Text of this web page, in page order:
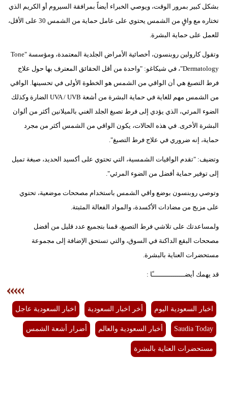
بشكل كبير بمرور الوقت، ويوصي الخبراء أيضاً بمرافقة السيروم أو الكريم الذي
تختاره مع واقٍ من الشمس يحتوي على عامل حماية من الشمس 30 على الأقل،
للعمل على حماية البشرة.
وتقول كارولين روبنسون، أخصائية الأمراض الجلدية المعتمدة، ومؤسسة "Tone
Dermatology"، في شيكاغو: "واحدة من أقل الحقائق المعترف بها حول علاج
فرط التصبغ هي أن الواقي من الشمس هو الخطوة الأولى في تحسينها. الواقي
من الشمس مهم للغاية في حماية البشرة من أشعة UVA / UVB الضارة وكذلك
الضوء المرئي، الذي يؤدي إلى فرط تصبغ الجلد الغني بالميلانين أكثر من ألوان
البشرة الأخرى. في هذه الحالات، يكون الواقي من الشمس أكثر من مجرد
حماية، إنه ضروري في علاج فرط التصبغ".
وتضيف: "تقدم الواقيات الشمسية، التي تحتوي على أكسيد الحديد، صبغة تميل
إلى توفير حماية أفضل من الضوء المرئي".
وتوصي روبنسون بوضع واقي الشمس باستخدام مصححات موضعية، تحتوي
على مزيج من مضادات الأكسدة، والمواد الفعالة المثبتة.
ولمساعدتك على تلاشي فرط التصبغ، قمنا بتجميع عدد قليل من أفضل
مصححات البقع الداكنة في السوق، والتي تستحق الإضافة إلى مجموعة
مستحضرات العناية بالبشرة.
قد يهمك أيضــــــــــــــــًا :
اخبار السعودية اليوم أخر اخبار السعودية اخبار السعودية عاجل
Saudia Today أخبار السعودية والعالم أضرار أشعة الشمس
مستحضرات العناية بالبشرة